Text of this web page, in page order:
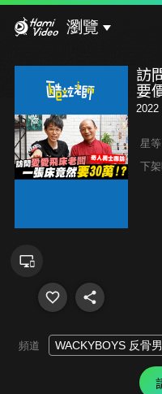
瀏覽
訪
要
2022
星等
下
頻道 WACKYBOYS 反骨